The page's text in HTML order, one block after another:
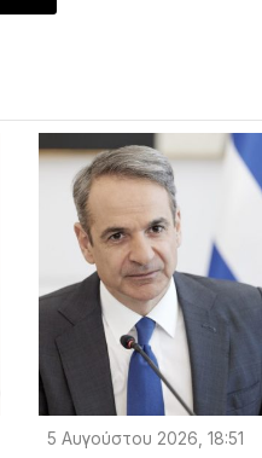
5 Αυγούστου 2026, 18:51